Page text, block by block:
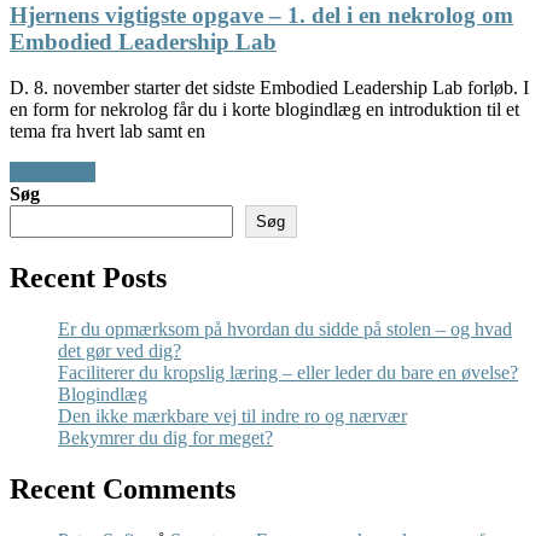
Hjernens vigtigste opgave – 1. del i en nekrolog om
Embodied Leadership Lab
D. 8. november starter det sidste Embodied Leadership Lab forløb. I
en form for nekrolog får du i korte blogindlæg en introduktion til et
tema fra hvert lab samt en
Søg
Søg
Recent Posts
Er du opmærksom på hvordan du sidde på stolen – og hvad
det gør ved dig?
Faciliterer du kropslig læring – eller leder du bare en øvelse?
Blogindlæg
Den ikke mærkbare vej til indre ro og nærvær
Bekymrer du dig for meget?
Recent Comments